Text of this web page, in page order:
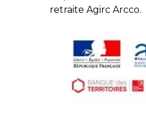
retraite Agirc Arcco.